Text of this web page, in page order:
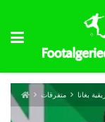
متفرقات بغانا